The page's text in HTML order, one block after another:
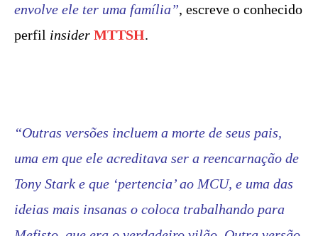
envolve ele ter uma família”, escreve o conhecido
perfil insider MTTSH.
“Outras versões incluem a morte de seus pais,
uma em que ele acreditava ser a reencarnação de
Tony Stark e que ‘pertencia’ ao MCU, e uma das
ideias mais insanas o coloca trabalhando para